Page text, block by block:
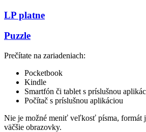
LP platne
Puzzle
Prečítate na zariadeniach:
Pocketbook
Kindle
Smartfón či tablet s príslušnou
Počítač s príslušnou aplikáciou
Nie je možné meniť veľkosť písma, formát
väčšie obrazovky.